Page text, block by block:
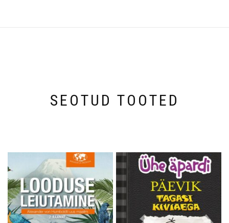
SEOTUD TOOTED